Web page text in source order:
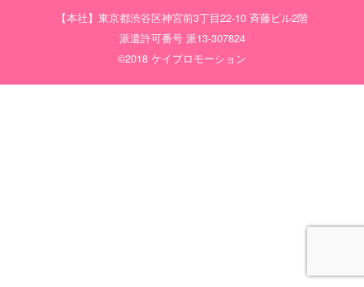
【本社】東京都渋谷区神宮前3丁目22-10 斉藤ビル2階
派遣許可番号 派13-307824
©2018 ケイプロモーション